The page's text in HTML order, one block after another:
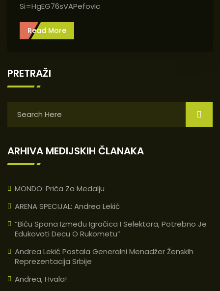
Si=HgEG76sVAPefovIc
Read More
PRETRAŽI
ARHIVA MEDIJSKIH ČLANAKA
MONDO: Priča Za Medalju
ARENA SPECIJAL: Andrea Lekić
“Biću Spona Između Igračica I Selektora, Potrebno Je
Edukovati Decu O Rukometu”
Andrea Lekić Postala Generalni Menadžer Ženskih
Reprezentacija Srbije
Andrea, Hvala!